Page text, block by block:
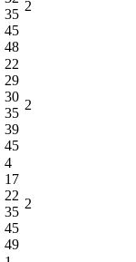
35
45
48
2
22
29
30
35
39
45
2
4
17
22
35
45
49
2